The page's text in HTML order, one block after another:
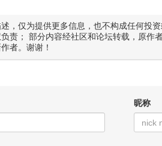
，仅为提供更多信息，也不构成任何投
责； 部分内容经社区和论坛转载，原作
者。谢谢！
昵称